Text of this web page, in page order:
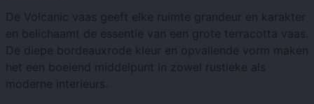
De Volcanic vaas geeft elke ruimte grandeur en karakter
en belichaamt de essentie van een grote terracotta vaas.
De diepe bordeauxrode kleur en opvallende vorm maken
het een boeiend middelpunt in zowel rustieke als
moderne interieurs.